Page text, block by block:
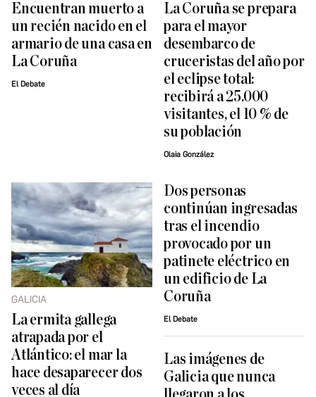
Encuentran muerto a
un recién nacido en el
armario de una casa en
La Coruña
El Debate
La Coruña se prepara
para el mayor
desembarco de
cruceristas del año por
el eclipse total:
recibirá a 25.000
visitantes, el 10 % de
su población
Olaia González
GALICIA
La ermita gallega
atrapada por el
Atlántico: el mar la
hace desaparecer dos
veces al día
Dos personas
continúan ingresadas
tras el incendio
provocado por un
patinete eléctrico en
un edificio de La
Coruña
El Debate
Las imágenes de
Galicia que nunca